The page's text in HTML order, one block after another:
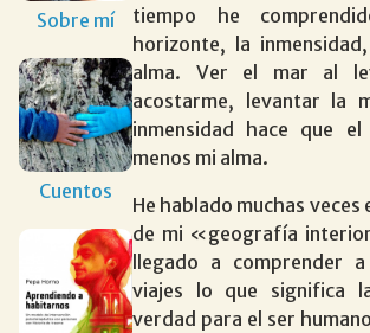
Sobre mí
Cuentos
tiempo he
horizonte, la
alma. Ver el mar al
acostarme, levantar la
inmensidad hace que
menos mi alma.
He hablado muchas veces
de mi «geografía
llegado a comprender
viajes lo que significa
verdad para el ser